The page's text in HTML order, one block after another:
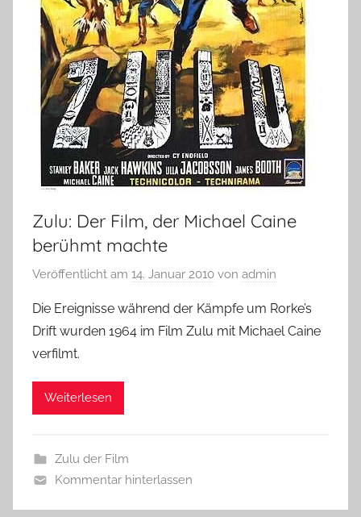
Zulu: Der Film, der Michael Caine
berühmt machte
Veröffentlicht am 14. Januar 2010 von admin
Die Ereignisse während der Kämpfe um Rorke’s
Drift wurden 1964 im Film Zulu mit Michael Caine
verfilmt.
Weiterlesen
Zulu der Film
Kommentar hinterlassen